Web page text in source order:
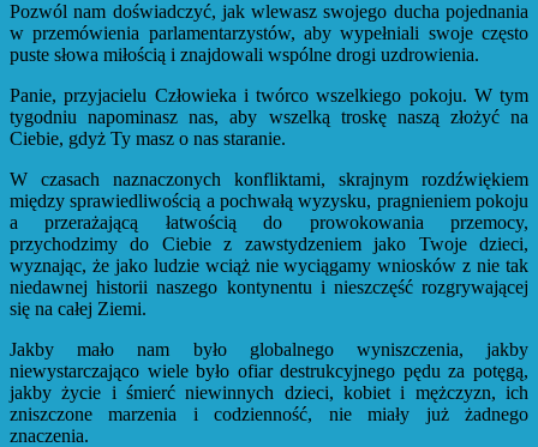
Pozwól nam doświadczyć, jak wlewasz swojego ducha pojednania
w przemówienia parlamentarzystów, aby wypełniali swoje często
puste słowa miłością i znajdowali wspólne drogi uzdrowienia.
Panie, przyjacielu Człowieka i twórco wszelkiego pokoju. W tym
tygodniu napominasz nas, aby wszelką troskę naszą złożyć na
Ciebie, gdyż Ty masz o nas staranie.
W czasach naznaczonych konfliktami, skrajnym rozdźwiękiem
między sprawiedliwością a pochwałą wyzysku, pragnieniem pokoju
a przerażającą łatwością do prowokowania przemocy,
przychodzimy do Ciebie z zawstydzeniem jako Twoje dzieci,
wyznając, że jako ludzie wciąż nie wyciągamy wniosków z nie tak
niedawnej historii naszego kontynentu i nieszczęść rozgrywającej
się na całej Ziemi.
Jakby mało nam było globalnego wyniszczenia, jakby
niewystarczająco wiele było ofiar destrukcyjnego pędu za potęgą,
jakby życie i śmierć niewinnych dzieci, kobiet i mężczyzn, ich
zniszczone marzenia i codzienność, nie miały już żadnego
znaczenia.